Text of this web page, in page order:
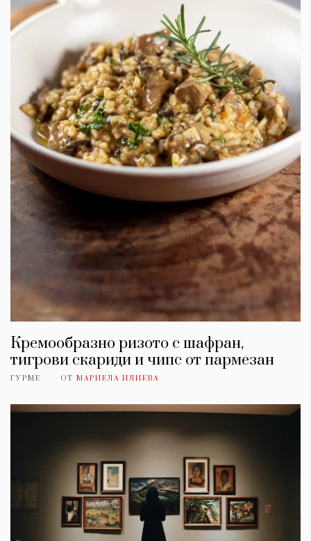
Кремообразно ризото с шафран,
тигрови скариди и чипс от пармезан
ГУРМЕ ОТ МАРИЕЛА ИЛИЕВА